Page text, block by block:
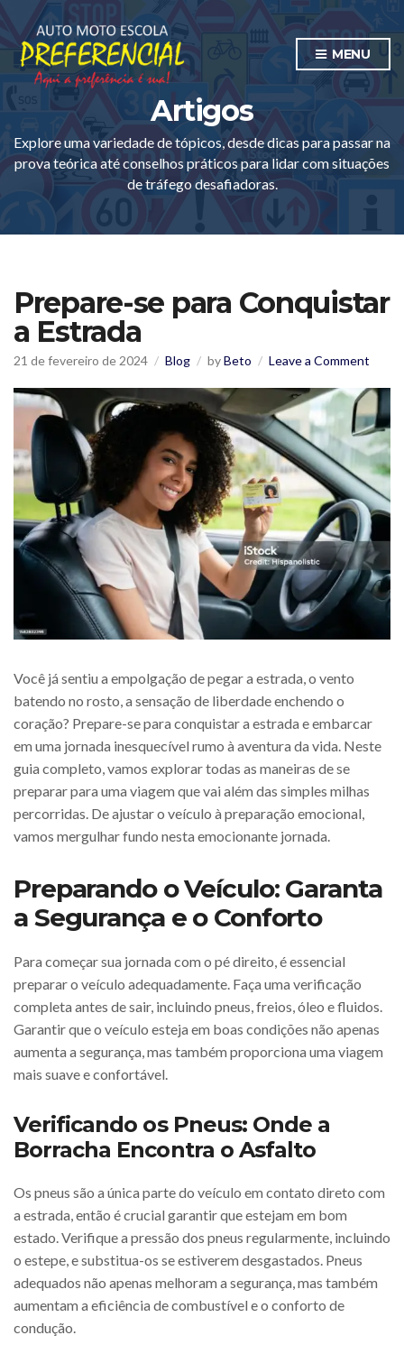
MENU
Artigos
Explore uma variedade de tópicos, desde dicas para passar na
prova teórica até conselhos práticos para lidar com situações
de tráfego desafiadoras.
Prepare-se para Conquistar
a Estrada
21 de fevereiro de 2024 Blog byBeto Leave a Comment
se
para
a
Você já sentiu a empolgação de pegar a estrada, o vento
batendo no rosto, a sensação de liberdade enchendo o
coração? Prepare-se para conquistar a estrada e embarcar
em uma jornada inesquecível rumo à aventura da vida. Neste
guia completo, vamos explorar todas as maneiras de se
preparar para uma viagem que vai além das simples milhas
percorridas. De ajustar o veículo à preparação emocional,
vamos mergulhar fundo nesta emocionante jornada.
Preparando o Veículo: Garanta
a Segurança e o Conforto
Para começar sua jornada com o pé direito, é essencial
preparar o veículo adequadamente. Faça uma verificação
completa antes de sair, incluindo pneus, freios, óleo e fluidos.
Garantir que o veículo esteja em boas condições não apenas
aumenta a segurança, mas também proporciona uma viagem
mais suave e confortável.
Verificando os Pneus: Onde a
Borracha Encontra o Asfalto
Os pneus são a única parte do veículo em contato direto com
a estrada, então é crucial garantir que estejam em bom
estado. Verifique a pressão dos pneus regularmente, incluindo
o estepe, e substitua-os se estiverem desgastados. Pneus
adequados não apenas melhoram a segurança, mas também
aumentam a eficiência de combustível e o conforto de
condução.